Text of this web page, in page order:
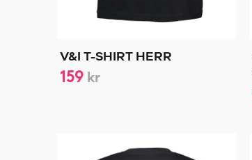
V&I T-SHIRT HERR
159 kr